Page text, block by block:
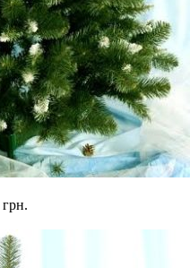
грн.